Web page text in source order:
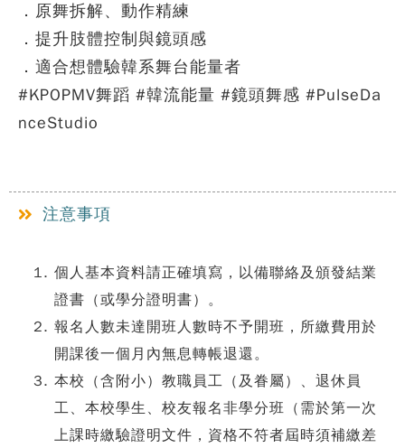
．原舞拆解、動作精練
．提升肢體控制與鏡頭感
．適合想體驗韓系舞台能量者
#KPOPMV舞蹈 #韓流能量 #鏡頭舞感 #PulseDa
nceStudio
注意事項
個人基本資料請正確填寫，以備聯絡及頒發結業
證書（或學分證明書）。
報名人數未達開班人數時不予開班，所繳費用於
開課後一個月內無息轉帳退還。
本校（含附小）教職員工（及眷屬）、退休員
工、本校學生、校友報名非學分班（需於第一次
上課時繳驗證明文件，資格不符者屆時須補繳差